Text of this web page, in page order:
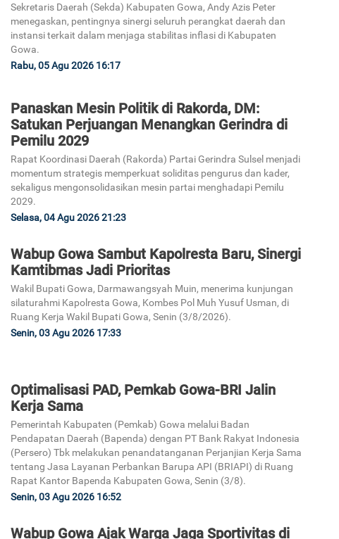
Sekretaris Daerah (Sekda) Kabupaten Gowa, Andy Azis Peter
menegaskan, pentingnya sinergi seluruh perangkat daerah dan
instansi terkait dalam menjaga stabilitas inflasi di Kabupaten
Gowa.
Rabu, 05 Agu 2026 16:17
Panaskan Mesin Politik di Rakorda, DM:
Satukan Perjuangan Menangkan Gerindra di
Pemilu 2029
Rapat Koordinasi Daerah (Rakorda) Partai Gerindra Sulsel menjadi
momentum strategis memperkuat soliditas pengurus dan kader,
sekaligus mengonsolidasikan mesin partai menghadapi Pemilu
2029.
Selasa, 04 Agu 2026 21:23
Wabup Gowa Sambut Kapolresta Baru, Sinergi
Kamtibmas Jadi Prioritas
Wakil Bupati Gowa, Darmawangsyah Muin, menerima kunjungan
silaturahmi Kapolresta Gowa, Kombes Pol Muh Yusuf Usman, di
Ruang Kerja Wakil Bupati Gowa, Senin (3/8/2026).
Senin, 03 Agu 2026 17:33
Optimalisasi PAD, Pemkab Gowa-BRI Jalin
Kerja Sama
Pemerintah Kabupaten (Pemkab) Gowa melalui Badan
Pendapatan Daerah (Bapenda) dengan PT Bank Rakyat Indonesia
(Persero) Tbk melakukan penandatanganan Perjanjian Kerja Sama
tentang Jasa Layanan Perbankan Barupa API (BRIAPI) di Ruang
Rapat Kantor Bapenda Kabupaten Gowa, Senin (3/8).
Senin, 03 Agu 2026 16:52
Wabup Gowa Ajak Warga Jaga Sportivitas di